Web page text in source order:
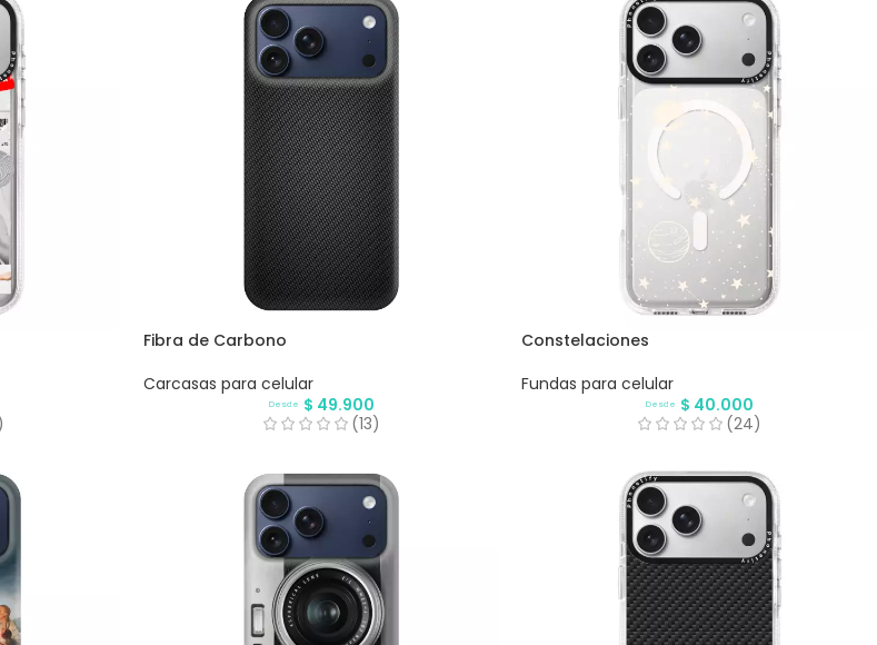
Fibra de Carbono
Carcasas para celular
Desde $ 49.900
(13)
Constelaciones
Fundas para celular
Desde $ 40.000
(24)